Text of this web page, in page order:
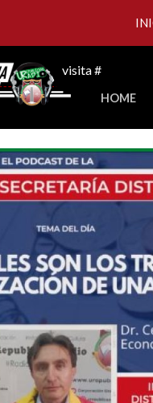
visita #
HOME